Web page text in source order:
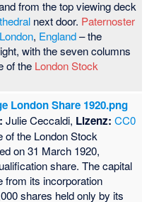
from the top viewing deck
next door. Paternoster
, England– the
with the seven columns
of the London Stock
London Share 1920.png
Julie Ceccaldi, Lizenz: CC0
of the London Stock
on 31 March 1920,
share. The capital
from its incorporation
shares held only by its